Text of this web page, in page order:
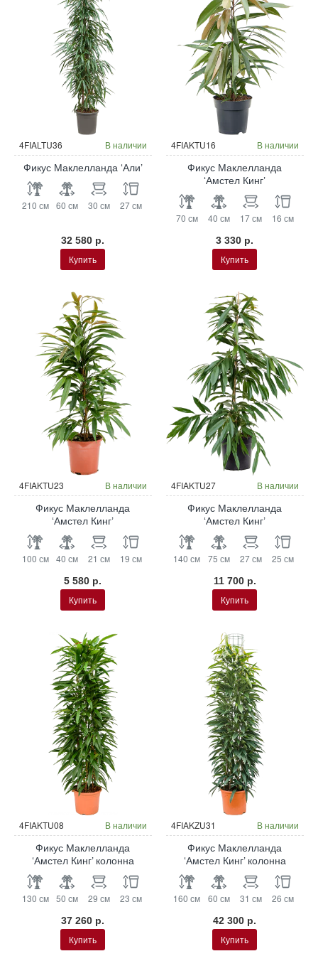
4FIALTU36 В наличии
Фикус Маклелланда ‘Али’
210 см 60 см 30 см 27 см
32 580 р.
Купить
4FIAKTU16 В наличии
Фикус Маклелланда
‘Амстел Кинг’
70 см 40 см 17 см 16 см
3 330 р.
Купить
4FIAKTU23 В наличии
Фикус Маклелланда
‘Амстел Кинг’
100 см 40 см 21 см 19 см
5 580 р.
Купить
4FIAKTU27 В наличии
Фикус Маклелланда
‘Амстел Кинг’
140 см 75 см 27 см 25 см
11 700 р.
Купить
4FIAKTU08 В наличии
Фикус Маклелланда
‘Амстел Кинг’ колонна
130 см 50 см 29 см 23 см
37 260 р.
Купить
4FIAKZU31 В наличии
Фикус Маклелланда
‘Амстел Кинг’ колонна
160 см 60 см 31 см 26 см
42 300 р.
Купить